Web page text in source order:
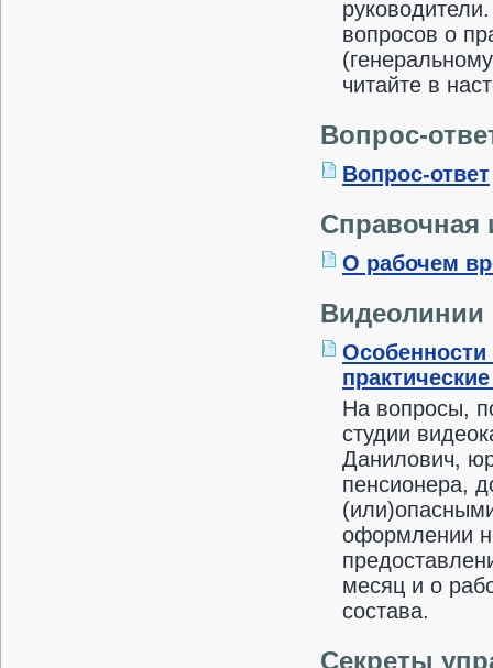
вопросов о
читайте в
Вопрос-
Вопрос-ответ
О рабочем
Видеолинии
Особенности
На вопросы,
студии
Данилович,
пенсионера,
оформлении
месяц и о
состава.
Секреты